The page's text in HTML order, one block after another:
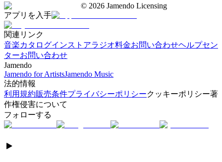
© 2026 Jamendo Licensing
アプリを入手
関連リンク
音楽カタログインストアラジオ料金お問い合わせヘルプセン
ターお問い合わせ
Jamendo
Jamendo for ArtistsJamendo Music
法的情報
利用規約販売条件プライバシーポリシークッキーポリシー著
作権侵害について
フォローする